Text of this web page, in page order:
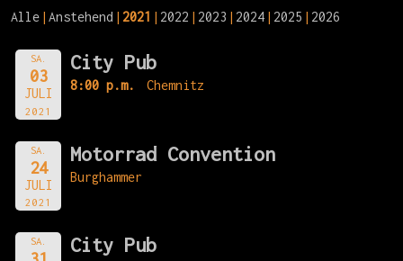
Alle Anstehend 2021 2022 2023 2024 2025 2026
SA.
03
JULI
2021
City Pub
8:00 p.m. Chemnitz
SA.
24
JULI
2021
Motorrad Convention
Burghammer
SA. City Pub